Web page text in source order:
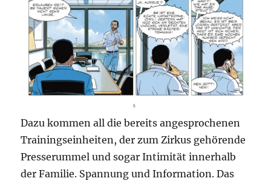
Dazu kommen all die bereits angesprochenen
Trainingseinheiten, der zum Zirkus gehörende
Presserummel und sogar Intimität innerhalb
der Familie. Spannung und Information. Das